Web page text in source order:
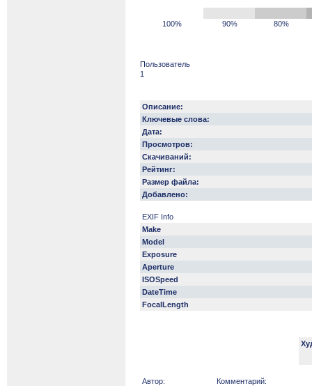
100% 90% 80%
Пользователь
1
Описание:
Ключевые слова:
Дата:
Просмотров:
Скачиваний:
Рейтинг:
Размер файла:
Добавлено:
EXIF Info
Make
Model
Exposure
Aperture
ISOSpeed
DateTime
FocalLength
Автор:
Комментарий: